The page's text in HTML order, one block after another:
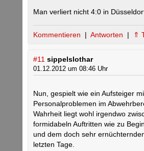
Man verliert nicht 4:0 in
Kommentieren | Antworten | ⇑
#11 sippelslothar
01.12.2012 um 08:46 Uhr
Nun, gespielt wie ein Aufsteiger
Personalproblemen im
Wahrheit liegt wohl irgendwo
formidabeln Auftritten wie zu
und dem doch sehr
letzten Tage.